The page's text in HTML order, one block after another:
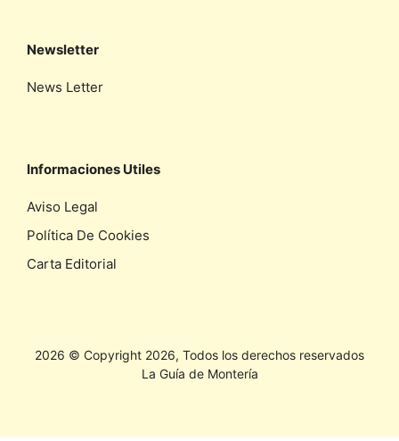
Newsletter
News Letter
Informaciones Utiles
Aviso Legal
Política De Cookies
Carta Editorial
2026 © Copyright 2026, Todos los derechos reservados
La Guía de Montería